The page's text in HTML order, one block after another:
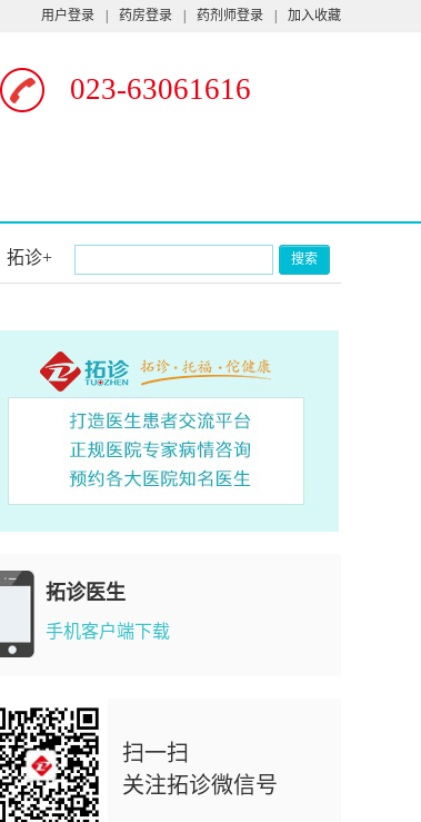
用户登录 药房登录 药剂师登录 加入收藏
023-63061616
拓诊+ 搜索
拓诊医生
手机客户端下载
扫一扫
关注拓诊微信号